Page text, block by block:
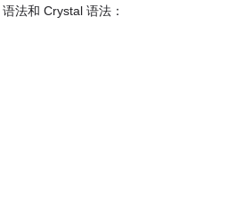
法和 Crystal 语法：